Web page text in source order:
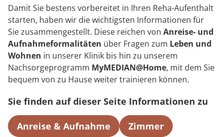
Damit Sie bestens vorbereitet in Ihren Reha-Aufenthalt
starten, haben wir die wichtigsten Informationen für
Sie zusammengestellt. Diese reichen von Anreise- und
Aufnahmeformalitäten über Fragen zum Leben und
Wohnen in unserer Klinik bis hin zu unserem
Nachsorgeprogramm MyMEDIAN@Home, mit dem Sie
bequem von zu Hause weiter trainieren können.
Sie finden auf dieser Seite Informationen zu
Anreise & Aufnahme
Zimmer